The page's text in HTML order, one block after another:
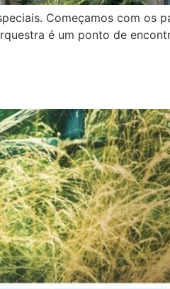
Começamos com os
é um ponto de